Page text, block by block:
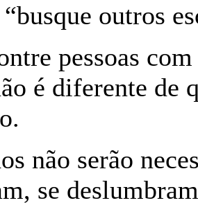
outros
pessoas
é diferente de
não serão
se